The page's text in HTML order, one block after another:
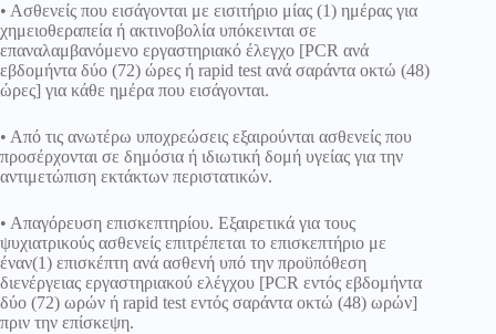
• Ασθενείς που εισάγονται με εισιτήριο μίας (1) ημέρας για
χημειοθεραπεία ή ακτινοβολία υπόκεινται σε
επαναλαμβανόμενο εργαστηριακό έλεγχο [PCR ανά
εβδομήντα δύο (72) ώρες ή rapid test ανά σαράντα οκτώ (48)
ώρες] για κάθε ημέρα που εισάγονται.
• Από τις ανωτέρω υποχρεώσεις εξαιρούνται ασθενείς που
προσέρχονται σε δημόσια ή ιδιωτική δομή υγείας για την
αντιμετώπιση εκτάκτων περιστατικών.
• Απαγόρευση επισκεπτηρίου. Εξαιρετικά για τους
ψυχιατρικούς ασθενείς επιτρέπεται το επισκεπτήριο με
έναν(1) επισκέπτη ανά ασθενή υπό την προϋπόθεση
διενέργειας εργαστηριακού ελέγχου [PCR εντός εβδομήντα
δύο (72) ωρών ή rapid test εντός σαράντα οκτώ (48) ωρών]
πριν την επίσκεψη.